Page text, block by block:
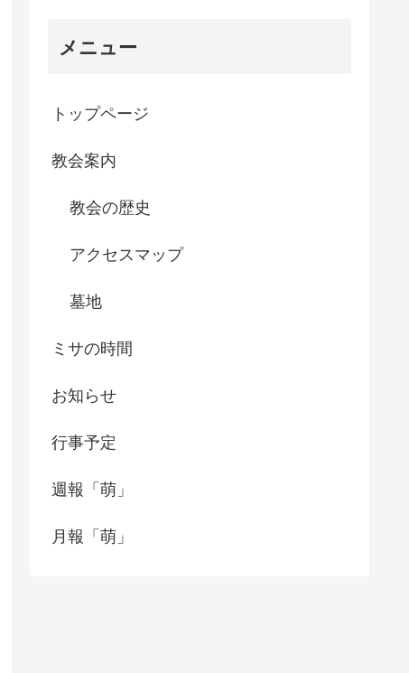
メニュー
トップページ
教会案内
教会の歴史
アクセスマップ
墓地
ミサの時間
お知らせ
行事予定
週報「萌」
月報「萌」